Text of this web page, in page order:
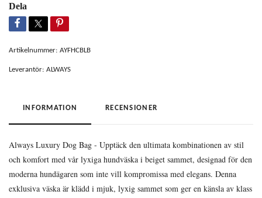
Dela
Artikelnummer: AYFHCBLB
Leverantör: ALWAYS
INFORMATION RECENSIONER
Always Luxury Dog Bag - Upptäck den ultimata kombinationen av stil
och komfort med vår lyxiga hundväska i beiget sammet, designad för den
moderna hundägaren som inte vill kompromissa med elegans. Denna
exklusiva väska är klädd i mjuk, lyxig sammet som ger en känsla av klass